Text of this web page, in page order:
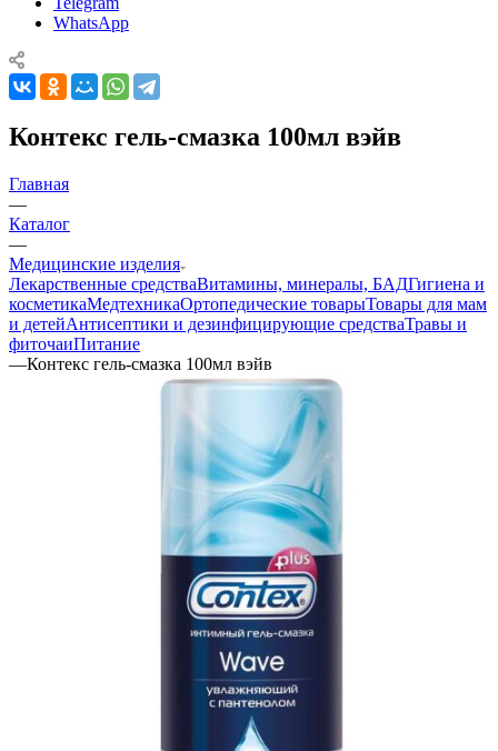
WhatsApp
Контекс гель-смазка 100мл вэйв
Главная
—
Каталог
—
Медицинские изделия
Лекарственные средстваВитамины, минералы, БАДГигиена и
косметикаМедтехникаОртопедические товарыТовары для мам
и детейАнтисептики и дезинфицирующие средстваТравы и
фиточаиПитание
—Контекс гель-смазка 100мл вэйв